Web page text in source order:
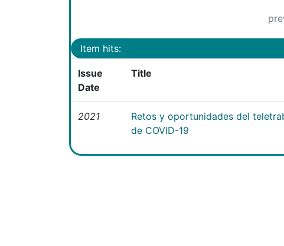
Item hits:
Issue
Date
Title
2021
Retos y oportunidades del
de COVID-19